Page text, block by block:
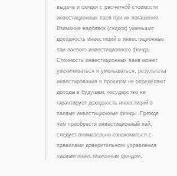
выдаче и скидки с расчетной стоимости
инвестиционных паев при их погашении.
Взимание надбавок (скидок) уменьшит
доходность инвестиций в инвестиционные
паи паевого инвестиционного фонда.
Стоимость инвестиционных паев может
увеличиваться и уменьшаться, результаты
инвестирования в прошлом не определяют
доходы в будущем, государство не
гарантирует доходность инвестиций в
паевые инвестиционные фонды. Прежде
чем приобрести инвестиционный пай,
следует внимательно ознакомиться с
правилами доверительного управления
паевым инвестиционным фондом.